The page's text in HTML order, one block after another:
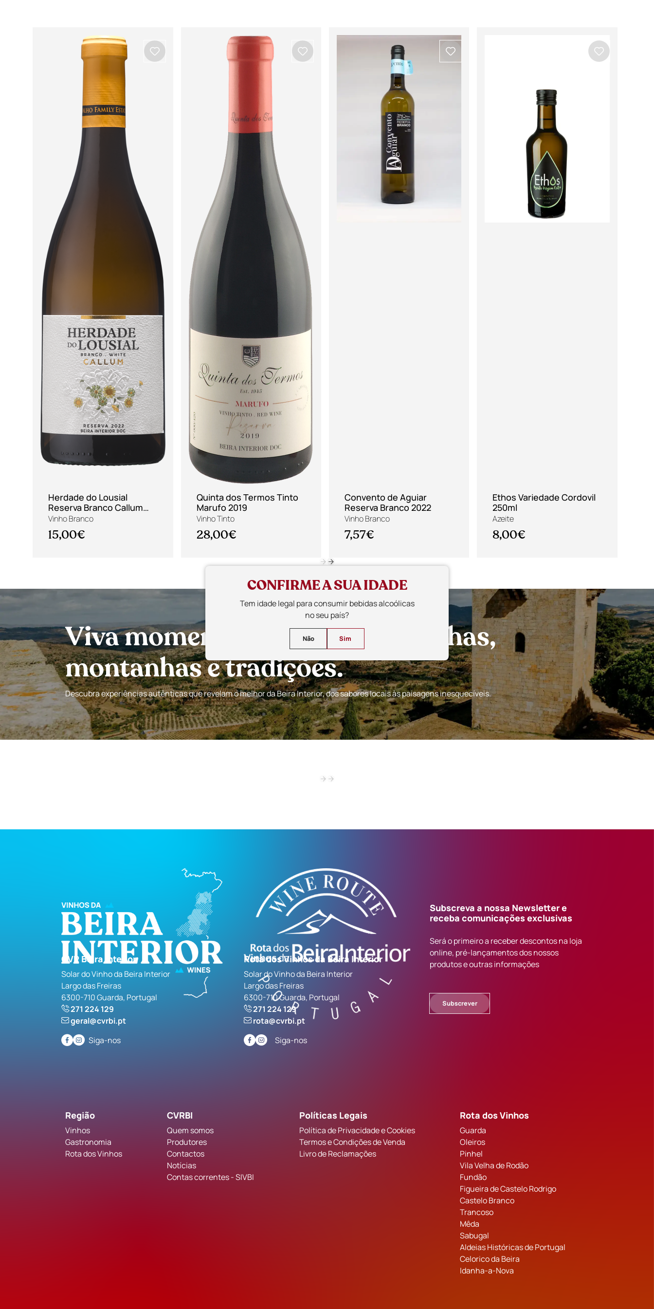
Herdade do Lousial
Reserva Branco Callum
2022
Vinho Branco
15,00€
Quinta dos Termos Tinto
Marufo 2019
Vinho Tinto
28,00€
Convento de Aguiar
Reserva Branco 2022
Vinho Branco
7,57€
Ethos Variedade Cordovil
250ml
Azeite
8,00€
Viva momentos únicos entre vinhas,
montanhas e tradições.
Descubra experiências autênticas que revelam o melhor da Beira Interior, dos sabores locais às paisagens inesquecíveis.
CVR Beira Interior
Solar do Vinho da Beira Interior
Largo das Freiras
6300-710 Guarda, Portugal
271 224 129
geral@cvrbi.pt
Siga-nos
Rota dos Vinhos da Beira Interior
Solar do Vinho da Beira Interior
Largo das Freiras
6300-710 Guarda, Portugal
271 224 129
rota@cvrbi.pt
Siga-nos
Subscreva a nossa Newsletter e
receba comunicações exclusivas
Será o primeiro a receber descontos na loja
online, pré-lançamentos dos nossos
produtos e outras informações
Subscrever
Região
Vinhos
Gastronomia
Rota dos Vinhos
CVRBI
Quem somos
Produtores
Contactos
Notícias
Contas correntes - SIVBI
Políticas Legais
Política de Privacidade e Cookies
Termos e Condições de Venda
Livro de Reclamações
Rota dos Vinhos
Guarda
Oleiros
Pinhel
Vila Velha de Rodão
Fundão
Figueira de Castelo Rodrigo
Castelo Branco
Trancoso
Mêda
Sabugal
Aldeias Históricas de Portugal
Celorico da Beira
Idanha-a-Nova
CONFIRME A SUA IDADE
Tem idade legal para consumir bebidas alcoólicas
no seu país?
Não Sim